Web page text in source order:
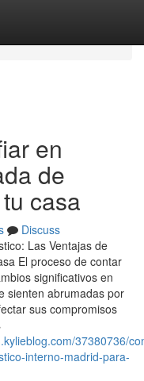
en
de
casa
Discuss
Las Ventajas de
El proceso de contar
significativos en
sienten abrumadas por
sus compromisos
37380736/
interno-madrid-para-